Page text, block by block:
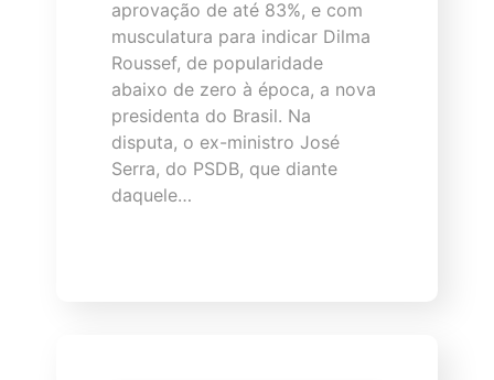
aprovação de até 83%, e com
musculatura para indicar Dilma
Roussef, de popularidade
abaixo de zero à época, a nova
presidenta do Brasil. Na
disputa, o ex-ministro José
Serra, do PSDB, que diante
daquele…